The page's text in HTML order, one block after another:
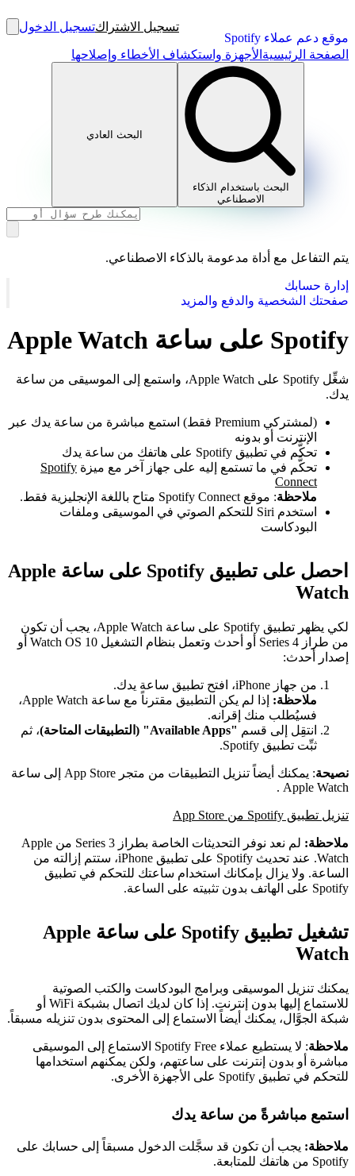
موقع دعم عملاء Spotify
تسجيل الاشتراكتسجيل الدخول
الصفحة الرئيسية الأجهزة واستكشاف الأخطاء وإصلاحها
البحث باستخدام الذكاء
الاصطناعي
البحث العادي
يتم التفاعل مع أداة مدعومة بالذكاء الاصطناعي.
إدارة حسابك
صفحتك الشخصية والدفع والمزيد
Spotify على ساعة Apple Watch
شغِّل Spotify على Apple Watch، واستمع إلى الموسيقى من ساعة
يدك.
(لمشتركي Premium فقط) استمع مباشرة من ساعة يدك عبر
الإنترنت أو بدونه
تحكَّم في تطبيق Spotify على هاتفك من ساعة يدك
تحكَّم في ما تستمع إليه على جهاز آخر مع ميزة Spotify
Connect
ملاحظة: موقع Spotify Connect متاح باللغة الإنجليزية فقط.
استخدم Siri للتحكم الصوتي في الموسيقى وملفات
البودكاست
احصل على تطبيق Spotify على ساعة Apple
Watch
لكي يظهر تطبيق Spotify على ساعة Apple Watch، يجب أن تكون
من طراز Series 4 أو أحدث وتعمل بنظام التشغيل Watch OS 10 أو
إصدار أحدث:
من جهاز iPhone، افتح تطبيق ساعة يدك.
ملاحظة:
إذا لم يكن التطبيق مقترناً مع ساعة Apple Watch،
فسيُطلب منك إقرانه.
انتقِل إلى قسم "Available Apps" (التطبيقات المتاحة)
، ثم
ثبِّت تطبيق Spotify.
نصيحة
: يمكنك أيضاً تنزيل التطبيقات من متجر App Store إلى ساعة
Apple Watch .
تنزيل تطبيق Spotify من App Store
ملاحظة:
لم نعد نوفر التحديثات الخاصة بطراز Series 3 من Apple
Watch. عند تحديث Spotify على تطبيق iPhone، ستتم إزالته من
الساعة. ولا يزال بإمكانك استخدام ساعتك للتحكم في تطبيق
Spotify على الهاتف بدون تثبيته على الساعة.
تشغيل تطبيق Spotify على ساعة Apple
Watch
يمكنك تنزيل الموسيقى وبرامج البودكاست والكتب الصوتية
للاستماع إليها بدون إنترنت. إذا كان لديك اتصال بشبكة WiFi أو
شبكة الجوَّال، يمكنك أيضاً الاستماع إلى المحتوى بدون تنزيله مسبقاً.
ملاحظة
: لا يستطيع عملاء Spotify Free الاستماع إلى الموسيقى
مباشرة أو بدون إنترنت على ساعتهم، ولكن يمكنهم استخدامها
للتحكم في تطبيق Spotify على الأجهزة الأخرى.
استمع مباشرةً من ساعة يدك
ملاحظة: يجب أن تكون قد سجَّلت الدخول مسبقاً إلى حسابك على
Spotify من هاتفك للمتابعة.